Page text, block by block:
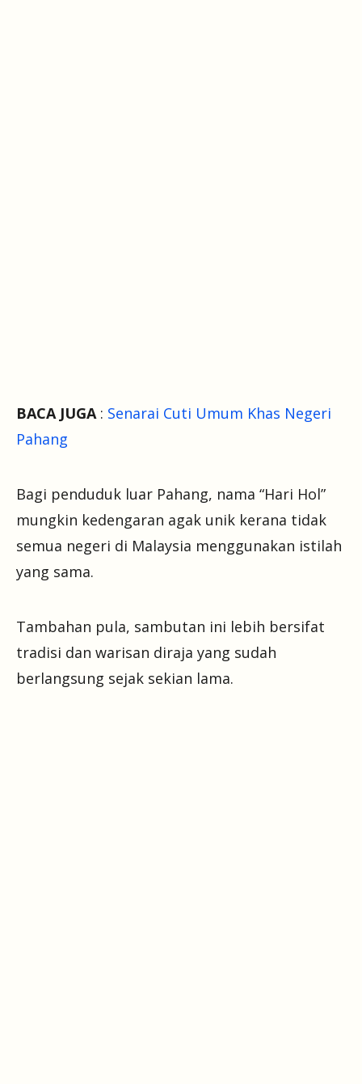
BACA JUGA: Senarai Cuti Umum Khas Negeri
Pahang
Bagi penduduk luar Pahang, nama “Hari Hol”
mungkin kedengaran agak unik kerana tidak
semua negeri di Malaysia menggunakan istilah
yang sama.
Tambahan pula, sambutan ini lebih bersifat
tradisi dan warisan diraja yang sudah
berlangsung sejak sekian lama.